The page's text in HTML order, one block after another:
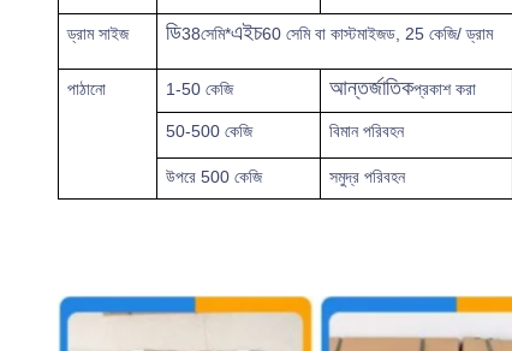
ড্রাম সাইজ ডি38সেমি*এইচ60 সেমি বা কাস্টমাইজড, 25 কেজি/ ড্রাম
পাঠানো 1-50 কেজি আন্তর্জাতিকপ্রকাশ করা
50-500 কেজি বিমান পরিবহন
উপরে 500 কেজি সমুদ্র পরিবহন